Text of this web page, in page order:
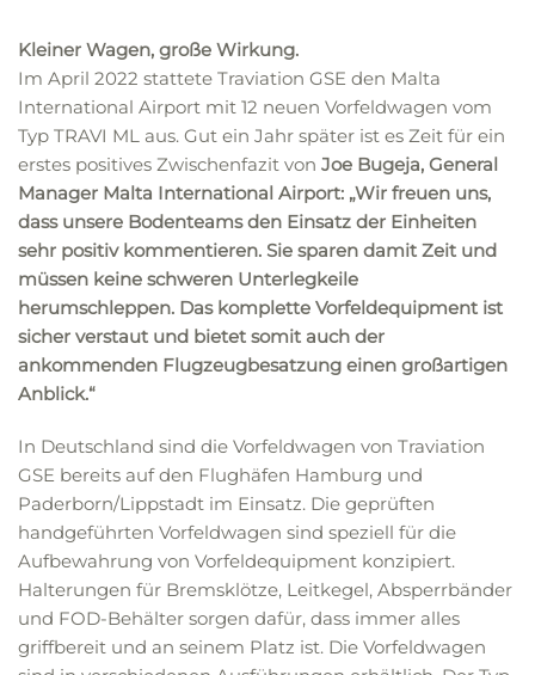
Kleiner Wagen, große Wirkung.
Im April 2022 stattete Traviation GSE den Malta
International Airport mit 12 neuen Vorfeldwagen vom
Typ TRAVI ML aus. Gut ein Jahr später ist es Zeit für ein
erstes positives Zwischenfazit von Joe Bugeja, General
Manager Malta International Airport: „Wir freuen uns,
dass unsere Bodenteams den Einsatz der Einheiten
sehr positiv kommentieren. Sie sparen damit Zeit und
müssen keine schweren Unterlegkeile
herumschleppen. Das komplette Vorfeldequipment ist
sicher verstaut und bietet somit auch der
ankommenden Flugzeugbesatzung einen großartigen
Anblick.“
In Deutschland sind die Vorfeldwagen von Traviation
GSE bereits auf den Flughäfen Hamburg und
Paderborn/Lippstadt im Einsatz. Die geprüften
handgeführten Vorfeldwagen sind speziell für die
Aufbewahrung von Vorfeldequipment konzipiert.
Halterungen für Bremsklötze, Leitkegel, Absperrbänder
und FOD-Behälter sorgen dafür, dass immer alles
griffbereit und an seinem Platz ist. Die Vorfeldwagen